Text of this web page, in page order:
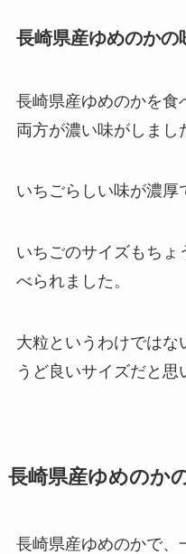
長崎県産ゆめのかの
長崎県産ゆめのかを食
両方が濃い味がしまし
いちごらしい味が濃厚
いちごのサイズもちょ
べられました。
大粒というわけではな
うど良いサイズだと思
長崎県産ゆめのか
長崎県産ゆめのかで、